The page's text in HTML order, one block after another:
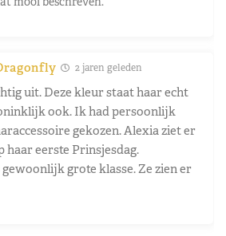
2 jaren geleden
uit. Deze kleur staat haar echt
ook. Ik had persoonlijk
gekozen. Alexia ziet er
haar eerste Prinsjesdag.
grote klasse. Ze zien er